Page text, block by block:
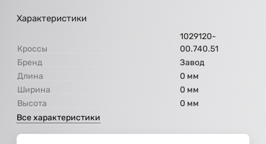
Характеристики
Кроссы
1029120-
00.740.51
Бренд
Завод
Длина
0 мм
Ширина
0 мм
Высота
0 мм
Все характеристики